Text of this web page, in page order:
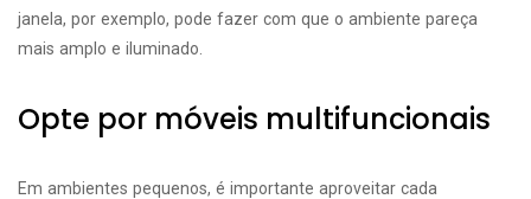
janela, por exemplo, pode fazer com que o ambiente pareça
mais amplo e iluminado.
Opte por móveis multifuncionais
Em ambientes pequenos, é importante aproveitar cada